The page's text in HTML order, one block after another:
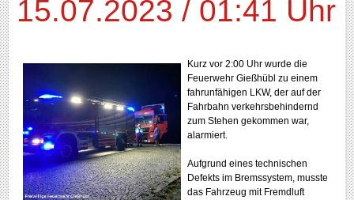
15.07.2023 / 01:41 Uhr
Kurz vor 2:00 Uhr wurde die
Feuerwehr Gießhübl zu einem
fahrunfähigen LKW, der auf der
Fahrbahn verkehrsbehindernd
zum Stehen gekommen war,
alarmiert.
Aufgrund eines technischen
Defekts im Bremssystem, musste
das Fahrzeug mit Fremdluft